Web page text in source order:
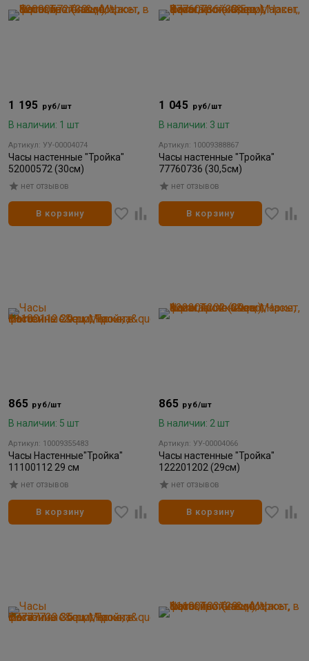
1 195 руб/шт
В наличии: 1 шт
Артикул: УУ-00004074
Часы настенные "Тройка"
52000572 (30см)
нет отзывов
В корзину
1 045 руб/шт
В наличии: 3 шт
Артикул: 10009388867
Часы настенные "Тройка"
77760736 (30,5см)
нет отзывов
В корзину
865 руб/шт
В наличии: 5 шт
Артикул: 10009355483
Часы Настенные"Тройка"
11100112 29 см
нет отзывов
В корзину
865 руб/шт
В наличии: 2 шт
Артикул: УУ-00004066
Часы настенные "Тройка"
122201202 (29см)
нет отзывов
В корзину